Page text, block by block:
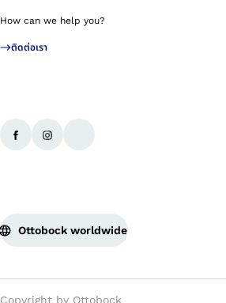
How can we help you?
ติดต่อเรา
Ottobock worldwide
Copyright by Ottobock